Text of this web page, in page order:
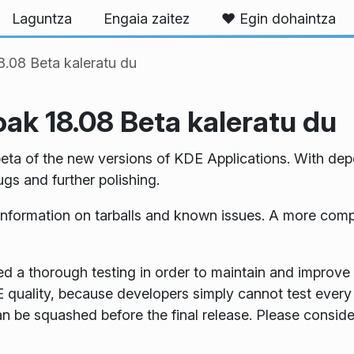
Laguntza Engaia zaitez ❤️ Egin dohaintza
Beta kaleratu du
18.08 Beta kaleratu du
of the new versions of KDE Applications. With
and further polishing.
on tarballs and known issues. A more
a thorough testing in order to maintain and
quality, because developers simply cannot test
be squashed before the final release. Please